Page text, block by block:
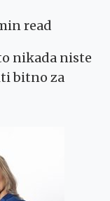
read
nikada niste
bitno za